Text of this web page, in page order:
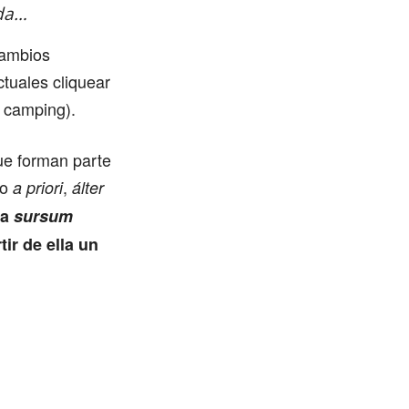
cliquear
forman parte
a priori, álter
sursum
de ella un